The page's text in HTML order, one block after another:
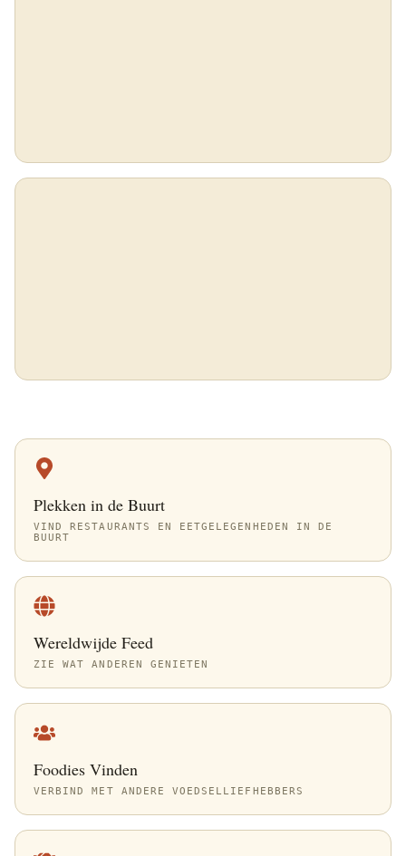
Plekken in de Buurt
VIND RESTAURANTS EN EETGELEGENHEDEN IN DE
BUURT
Wereldwijde Feed
ZIE WAT ANDEREN GENIETEN
Foodies Vinden
VERBIND MET ANDERE VOEDSELLIEFHEBBERS